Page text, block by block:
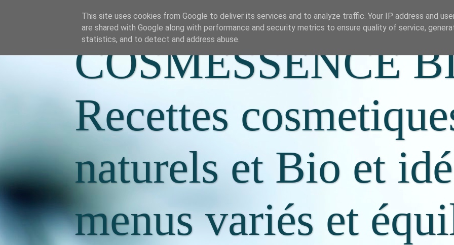
COSMESSENCE
Recettes
naturels et Bio et
menus variés et
This site uses cookies from Google to deliver its services and to analyze traffic. Your IP address and
are shared with Google along with performance and security metrics to ensure quality of service,
statistics, and to detect and address abuse.